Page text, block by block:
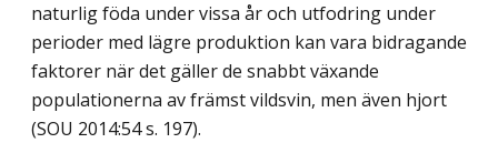
naturlig föda under vissa år och utfodring under
perioder med lägre produktion kan vara bidragande
faktorer när det gäller de snabbt växande
populatio­nerna av främst vildsvin, men även hjort
(SOU 2014:54 s. 197).